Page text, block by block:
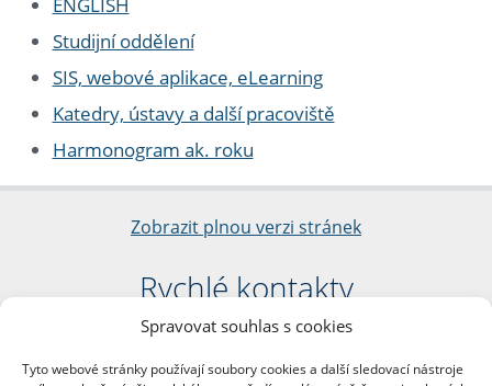
Spravovat souhlas s cookies
Tyto webové stránky používají soubory cookies a další sledovací nástroje
Studijní oddělení
SIS, webové aplikace, eLearning
Katedry, ústavy a další pracoviště
Harmonogram ak. roku
Zobrazit plnou verzi stránek
Rychlé kontakty
Filozofická fakulta
nám. Jana Palacha 1/2